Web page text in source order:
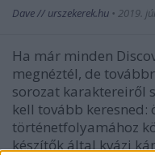
Dave // urszekerek.hu • 2019.
Ha már minden
megnéztél, de
sorozat karaktereiről
kell tovább keresned:
történetfolyamához
készítők által kvázi